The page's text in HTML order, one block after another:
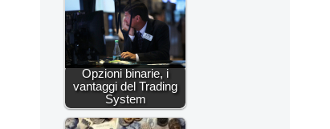
Opzioni binarie, i
vantaggi del Trading
System